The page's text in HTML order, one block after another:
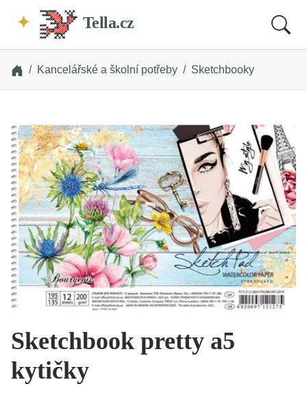
Tella.cz
Kancelářské a školní potřeby Sketchbooky
Sketchbook pretty a5
kytičky